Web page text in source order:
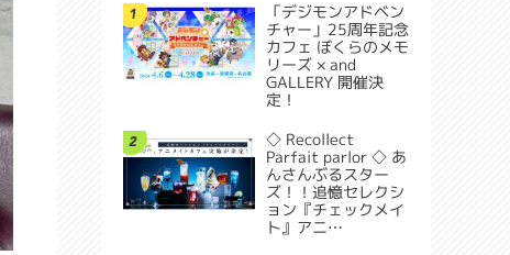
1
「デジモンアドベン
チャー」25周年記念
カフェ ぼくらのメモ
リーズ × and
GALLERY 開催決
定！
2
◇ Recollect
Parfait parlor ◇ あ
んさんぶるスター
ズ！！追憶セレクシ
ョン『チェックメイ
ト』アニ…